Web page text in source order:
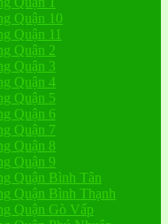
Quận 10
Quận 11
Quận 2
Quận 3
Quận 4
Quận 5
Quận 6
Quận 7
Quận 8
Quận 9
Quận Bình Tân
Quận Bình Thạnh
Quận Gò Vấp